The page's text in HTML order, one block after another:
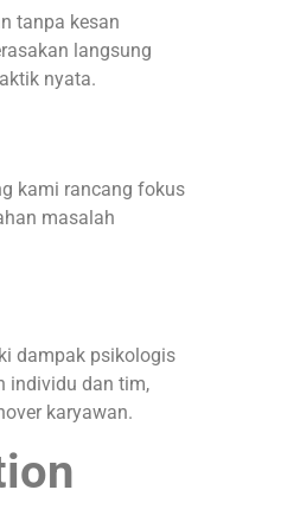
tanpa kesan
langsung
nyata.
kami rancang fokus
masalah
dampak psikologis
individu dan tim,
karyawan.